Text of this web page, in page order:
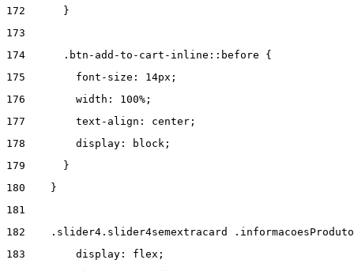
172
      }
173
174
      .btn-add-to-cart-inline::before {
175
        font-size: 14px;
176
        width: 100%;
177
        text-align: center;
178
        display: block;
179
      }
180
    }
181
182
.slider4.slider4semextracard
183
        display: flex;